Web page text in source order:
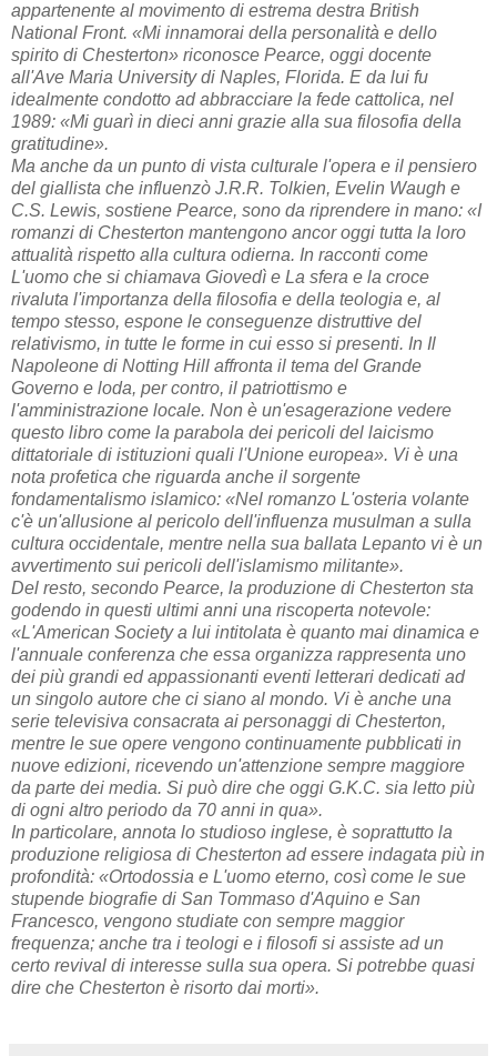
appartenente al movimento di estrema destra British
National Front. «Mi innamorai della personalità e dello
spirito di Chesterton» riconosce Pearce, oggi docente
all'Ave Maria University di Naples, Florida. E da lui fu
idealmente condotto ad abbracciare la fede cattolica, nel
1989: «Mi guarì in dieci anni grazie alla sua filosofia della
gratitudine».
Ma anche da un punto di vista culturale l'opera e il pensiero
del giallista che influenzò J.R.R. Tolkien, Evelin Waugh e
C.S. Lewis, sostiene Pearce, sono da riprendere in mano: «I
romanzi di Chesterton mantengono ancor oggi tutta la loro
attualità rispetto alla cultura odierna. In racconti come
L'uomo che si chiamava Giovedì e La sfera e la croce
rivaluta l'importanza della filosofia e della teologia e, al
tempo stesso, espone le conseguenze distruttive del
relativismo, in tutte le forme in cui esso si presenti. In Il
Napoleone di Notting Hill affronta il tema del Grande
Governo e loda, per contro, il patriottismo e
l'amministrazione locale. Non è un'esagerazione vedere
questo libro come la parabola dei pericoli del laicismo
dittatoriale di istituzioni quali l'Unione europea». Vi è una
nota profetica che riguarda anche il sorgente
fondamentalismo islamico: «Nel romanzo L'osteria volante
c'è un'allusione al pericolo dell'influenza musulman a sulla
cultura occidentale, mentre nella sua ballata Lepanto vi è un
avvertimento sui pericoli dell'islamismo militante».
Del resto, secondo Pearce, la produzione di Chesterton sta
godendo in questi ultimi anni una riscoperta notevole:
«L'American Society a lui intitolata è quanto mai dinamica e
l'annuale conferenza che essa organizza rappresenta uno
dei più grandi ed appassionanti eventi letterari dedicati ad
un singolo autore che ci siano al mondo. Vi è anche una
serie televisiva consacrata ai personaggi di Chesterton,
mentre le sue opere vengono continuamente pubblicati in
nuove edizioni, ricevendo un'attenzione sempre maggiore
da parte dei media. Si può dire che oggi G.K.C. sia letto più
di ogni altro periodo da 70 anni in qua».
In particolare, annota lo studioso inglese, è soprattutto la
produzione religiosa di Chesterton ad essere indagata più in
profondità: «Ortodossia e L'uomo eterno, così come le sue
stupende biografie di San Tommaso d'Aquino e San
Francesco, vengono studiate con sempre maggior
frequenza; anche tra i teologi e i filosofi si assiste ad un
certo revival di interesse sulla sua opera. Si potrebbe quasi
dire che Chesterton è risorto dai morti».